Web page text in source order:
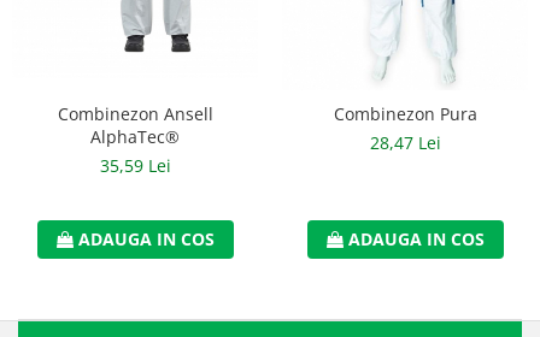
Protectie Respiratorie
Protectie vizuala
Viziere de protectie
Combinezon Ansell
AlphaTec®
35,59 Lei
ADAUGA IN COS
Combinezon Pura
28,47 Lei
ADAUGA IN COS